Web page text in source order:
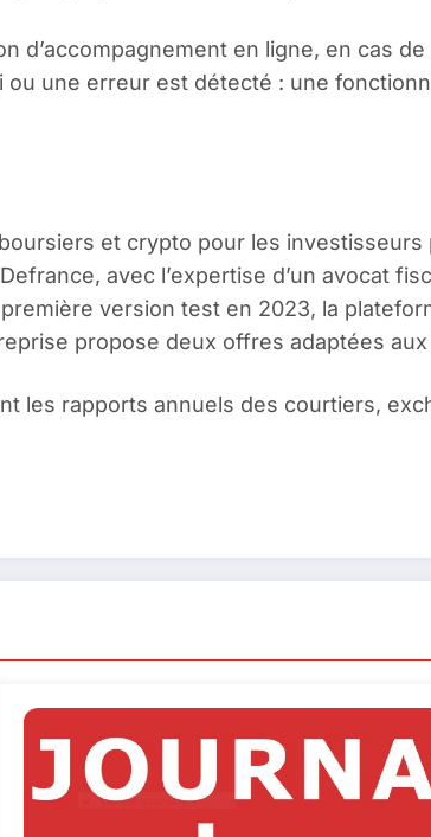
d’accompagnement en ligne, en cas
une erreur est détecté : une
et crypto pour les
avec l’expertise d’un avocat
version test en 2023, la
propose deux offres adaptées
les rapports annuels des courtiers,